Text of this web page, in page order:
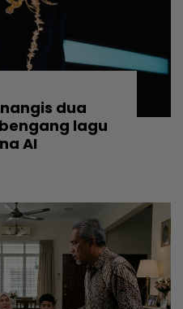
dua
lagu
AI